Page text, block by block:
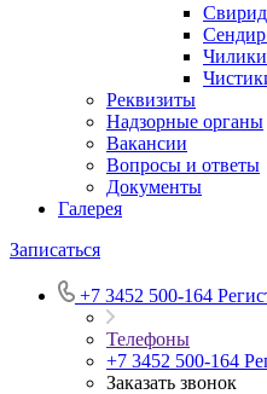
Реквизиты
Надзорные органы
Вакансии
Вопросы и ответы
Документы
Галерея
Записаться
+7 3452 500-164
Телефоны
+7 3452 500-164
Заказать звонок